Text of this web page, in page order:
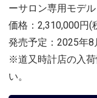
ーサロン専用モデル
価格：2,310,000円(
発売予定：2025年8
※道又時計店の入荷
い。